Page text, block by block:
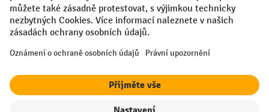
VODP Otisk
Prohlášení o ochraně osobních údajů
Nastavení ochrany osobních údajů
All prices excl. VAT plus shipping costs and possible delivery charges,
if not stated otherwise.